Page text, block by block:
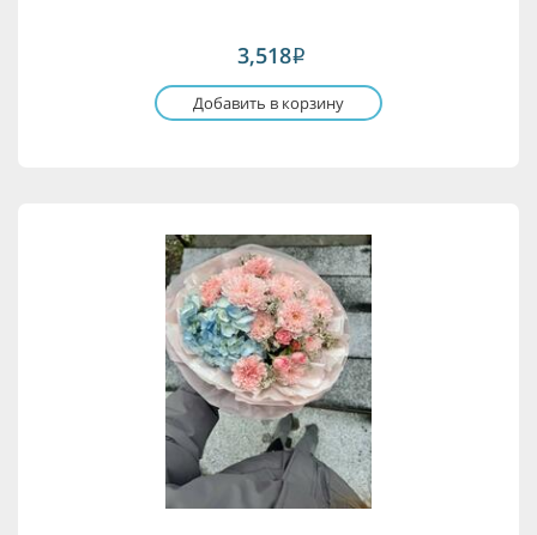
3,518i
Добавить в корзину